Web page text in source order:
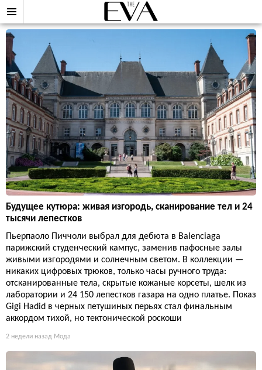
Будущее кутюра: живая изгородь, сканирование тел и 24
тысячи лепестков
Пьерпаоло Пиччоли выбрал для дебюта в Balenciaga
парижский студенческий кампус, заменив пафосные залы
живыми изгородями и солнечным светом. В коллекции —
никаких цифровых трюков, только часы ручного труда:
отсканированные тела, скрытые кожаные корсеты, шелк из
лаборатории и 24 150 лепестков газара на одно платье. Показ
Gigi Hadid в черных петушиных перьях стал финальным
аккордом тихой, но тектонической роскоши
2 недели назад Мода